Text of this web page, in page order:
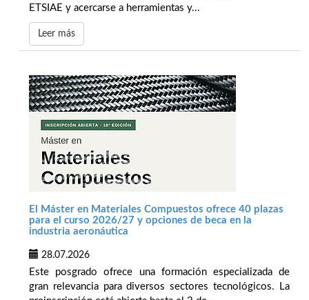
ETSIAE y acercarse a herramientas y...
Leer más
El Máster en Materiales Compuestos ofrece 40 plazas
para el curso 2026/27 y opciones de beca en la
industria aeronáutica
28.07.2026
Este posgrado ofrece una formación especializada de
gran relevancia para diversos sectores tecnológicos. La